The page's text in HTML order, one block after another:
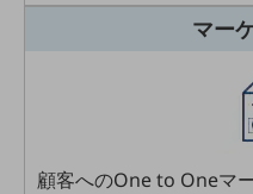
マー
顧客へのOne to Oneマ